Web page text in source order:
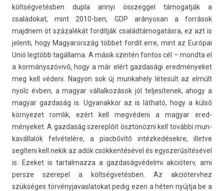
költségvetésben dupla annyi összeg­gel támogat­ják a
családokat, mint 2010-ben, GDP arányosan a források
majdnem öt százalékát fordítják családtámogatásra, ez azt is
jelen­ti, hogy Magyarország többet fordít erre, mint az Európai
Unió legtöbb tagállama. A másik szintén fon­tos cél – mondta el
a kormányszóvivő, hogy a már elért gaz­dasági ered­ményeket
meg kell védeni. Nagyon sok új mun­kahe­ly létesült az elmúlt
nyolc évben, a magyar vál­lalkozások jól tel­jesítenek, ahogy a
magyar gaz­daság is. Ugyanak­kor az is látható, hogy a külső
kör­nyezet rom­lik, ezért kell megvédeni a magyar ered­
ményeket. A gaz­daság szerep­lőit ösztönözni kell további mun­
kavál­lalók felvételére, a piacbővítő intézkedésekre, il­let­ve
segíteni kell nekik az adók csökkentésével és egys­zerűsítésével
is. Ezeket is tar­talmaz­za a gaz­daság­védel­mi akcióterv, ami
per­sze szerepel a költségvetésben. Az ak­ciótervhez
szükséges tör­vényjavas­latokat pedig ezen a héten nyújtja be a